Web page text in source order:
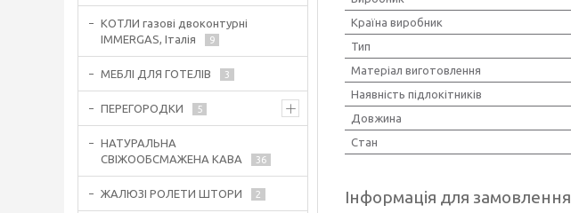
Країна виробник
Тип
Матеріал виготовлення
Наявність підлокітників
Довжина
Стан
Інформація для замовлення
КОТЛИ газові двоконтурні
IMMERGAS, Італія
9
МЕБЛІ ДЛЯ ГОТЕЛІВ 3
ПЕРЕГОРОДКИ 5
НАТУРАЛЬНА
СВІЖООБСМАЖЕНА КАВА
36
ЖАЛЮЗІ РОЛЕТИ ШТОРИ 2